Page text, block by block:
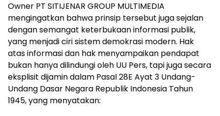
Owner PT SITIJENAR GROUP MULTIMEDIA
mengingatkan bahwa prinsip tersebut juga sejalan
dengan semangat keterbukaan informasi publik,
yang menjadi ciri sistem demokrasi modern. Hak
atas informasi dan hak menyampaikan pendapat
bukan hanya dilindungi oleh UU Pers, tapi juga secara
eksplisit dijamin dalam Pasal 28E Ayat 3 Undang-
Undang Dasar Negara Republik Indonesia Tahun
1945, yang menyatakan: